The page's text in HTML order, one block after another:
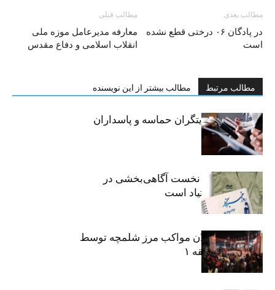
مطالب قبلی
معارفه مدیرعامل موزه ملی
انقلاب اسلامی و دفاع مقدس
مطالب بعدی
در پادگان ۰۶ درختی قطع نشده
است
مطالب مرتبط مطالب بیشتر از این نویسنده
خبرنگاران، روایتگران حماسه و پاسداران
حقیقت
«رسانه» سنگر نخست آگاهی‌بخشی در
پیشگیری از اعتیاد است
نکوداشت فعالان مواکب مرز شلمچه توسط
شهرداری منطقه ۱